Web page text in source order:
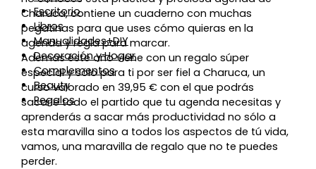
Escritorio
Libros
Manualidades+DIY
Decoración y Hogar
Complementos
Beauty
Regalos
Charuca, contiene un cuaderno con muchas
pegatinas para que uses cómo quieras en la
agenda y regla para marcar.
Además éste año viene con un regalo súper
especial y sólo para ti por ser fiel a Charuca, un
curso valorado en 39,95 € con el que podrás
sacarle todo el partido que tu agenda necesitas y
aprenderás a sacar más productividad no sólo a
esta maravilla sino a todos los aspectos de tú vida,
vamos, una maravilla de regalo que no te puedes
perder.